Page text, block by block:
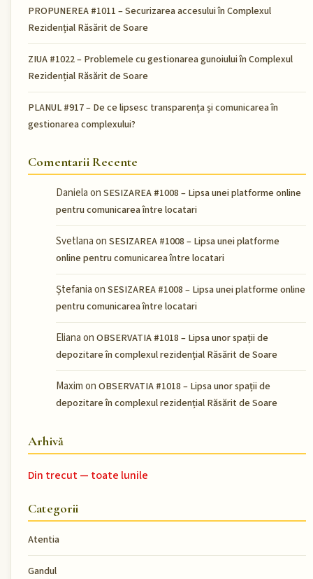
PROPUNEREA #1011 – Securizarea accesului în Complexul
Rezidențial Răsărit de Soare
ZIUA #1022 – Problemele cu gestionarea gunoiului în Complexul
Rezidențial Răsărit de Soare
PLANUL #917 – De ce lipsesc transparența și comunicarea în
gestionarea complexului?
Comentarii Recente
Danielaon SESIZAREA #1008 – Lipsa unei platforme online
pentru comunicarea între locatari
Svetlanaon SESIZAREA #1008 – Lipsa unei platforme
online pentru comunicarea între locatari
Ștefaniaon SESIZAREA #1008 – Lipsa unei platforme online
pentru comunicarea între locatari
Elianaon OBSERVATIA #1018 – Lipsa unor spații de
depozitare în complexul rezidențial Răsărit de Soare
Maximon OBSERVATIA #1018 – Lipsa unor spații de
depozitare în complexul rezidențial Răsărit de Soare
Arhivă
Din trecut — toate lunile
Categorii
Atentia
Gandul